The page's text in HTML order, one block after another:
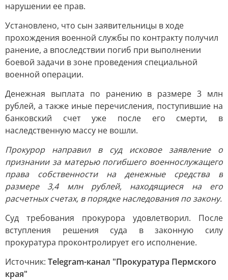
нарушении ее прав.
Установлено, что сын заявительницы в ходе
прохождения военной службы по контракту получил
ранение, а впоследствии погиб при выполнении
боевой задачи в зоне проведения специальной
военной операции.
Денежная выплата по ранению в размере 3 млн
рублей, а также иные перечисления, поступившие на
банковский счет уже после его смерти, в
наследственную массу не вошли.
Прокурор направил в суд исковое заявление о
признании за матерью погибшего военнослужащего
права собственности на денежные средства в
размере 3,4 млн рублей, находящиеся на его
расчетных счетах, в порядке наследования по закону.
Суд требования прокурора удовлетворил. После
вступления решения суда в законную силу
прокуратура проконтролирует его исполнение.
Источник: Telegram-канал "Прокуратура Пермского
края"